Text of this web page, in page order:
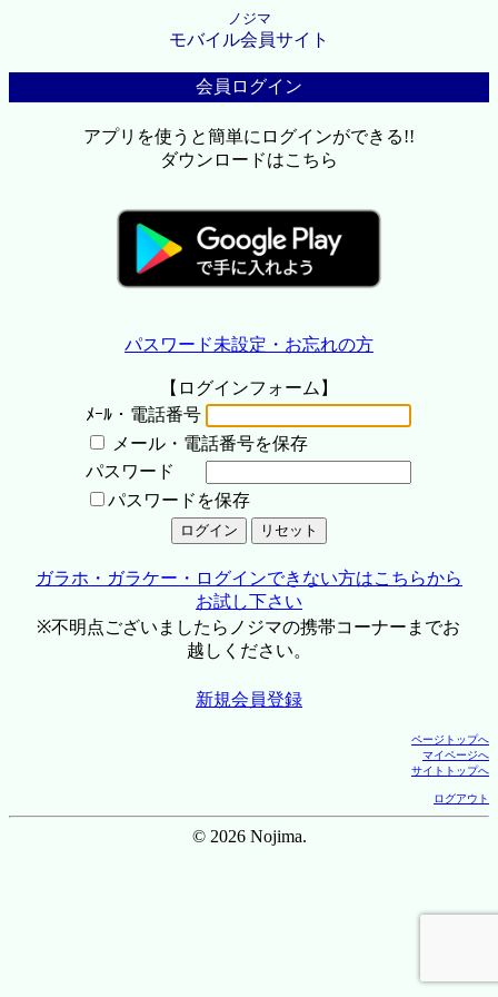
ノジマ
モバイル会員サイト
会員ログイン
アプリを使うと簡単にログインができる!!
ダウンロードはこちら
パスワード未設定・お忘れの方
【ログインフォーム】
ﾒｰﾙ・電話番号
メール・電話番号を保存
パスワード
パスワードを保存
ガラホ・ガラケー・ログインできない方はこちらから
お試し下さい
※不明点ございましたらノジマの携帯コーナーまでお
越しください。
新規会員登録
ページトップへ
マイページへ
サイトトップへ
ログアウト
© 2026 Nojima.